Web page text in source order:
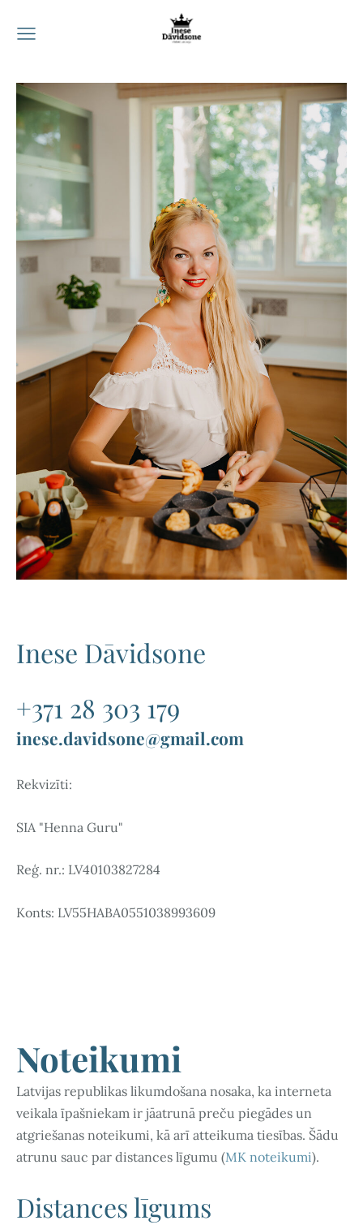
Inese Dāvidsone
+371 28 303 179
inese.davidsone@gmail.com
Rekvizīti:
SIA "Henna Guru"
Reģ. nr.: LV40103827284
Konts: LV55HABA0551038993609
Noteikumi
Latvijas republikas likumdošana nosaka, ka interneta
veikala īpašniekam ir jāatrunā preču piegādes un
atgriešanas noteikumi, kā arī atteikuma tiesības. Šādu
atrunu sauc par distances līgumu (MK noteikumi).
Distances līgums